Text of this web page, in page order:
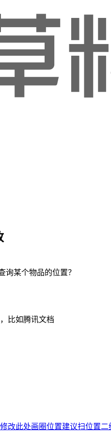
询某个物品的位置？
比如腾讯文档
改此处画圈位置建议扫位置